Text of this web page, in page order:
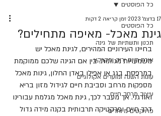
כל הפוסטים
תכנון ותשתיות של גינה
אורח חיים ירוק ומקרקע
עונות השנה ומועדים אקולוגיים
עיצוב מרחב חיים
פרויקטים מיוחדים
כל הפוסטים
גינת מאכל- מאיפה מתחילים?
17 בדצמ׳ 2023 זמן קריאה 2 דקות
בחיינו העירוניים המהירים, לגינת מאכל יש
משמעויות מגוונות. בין אם הגינה שלכם ממוקמת
במרפסת, בגג או אפילו באדן החלון, גינות מאכל
מספקות מרחב וסביבת חיים לגידול מזון בריא
ואורגני. אך מעבר לכך, גינת מאכל מגלמת עבורינו
דרך חיים ופרקטיקה תרבותית בקנה מידה גדול